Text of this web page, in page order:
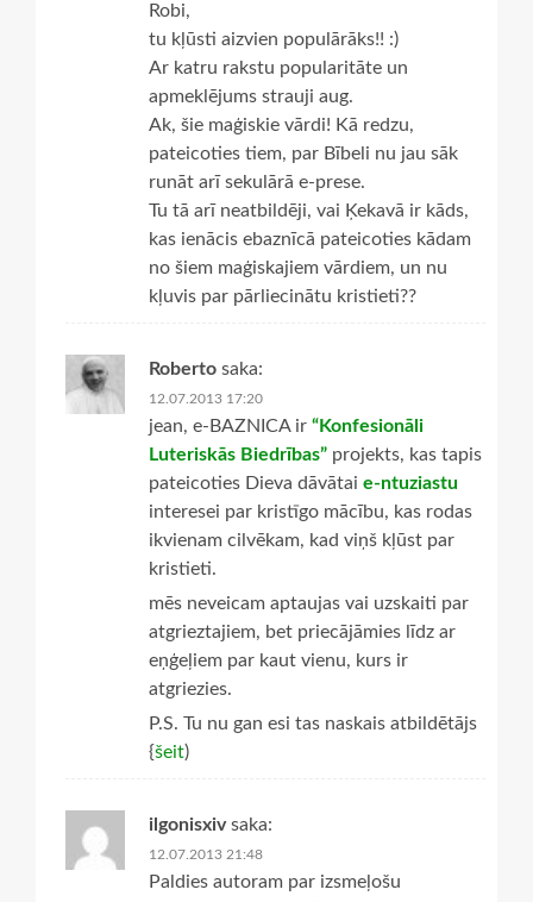
Robi,
tu kļūsti aizvien populārāks!! :)
Ar katru rakstu popularitāte un
apmeklējums strauji aug.
Ak, šie maģiskie vārdi! Kā redzu,
pateicoties tiem, par Bībeli nu jau sāk
runāt arī sekulārā e-prese.
Tu tā arī neatbildēji, vai Ķekavā ir kāds,
kas ienācis ebaznīcā pateicoties kādam
no šiem maģiskajiem vārdiem, un nu
kļuvis par pārliecinātu kristieti??
Roberto saka:
12.07.2013 17:20
jean, e-BAZNICA ir “Konfesionāli
Luteriskās Biedrības” projekts, kas tapis
pateicoties Dieva dāvātai e-ntuziastu
interesei par kristīgo mācību, kas rodas
ikvienam cilvēkam, kad viņš kļūst par
kristieti.
mēs neveicam aptaujas vai uzskaiti par
atgrieztajiem, bet priecājāmies līdz ar
eņģeļiem par kaut vienu, kurs ir
atgriezies.
P.S. Tu nu gan esi tas naskais atbildētājs
{šeit)
ilgonisxiv saka:
12.07.2013 21:48
Paldies autoram par izsmeļošu